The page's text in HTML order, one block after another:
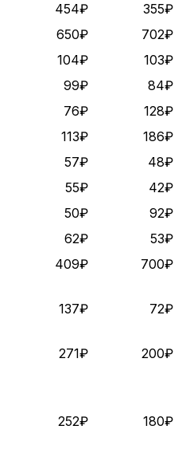
454₽
355₽
650₽
702₽
104₽
103₽
99₽
84₽
76₽
128₽
113₽
186₽
57₽
48₽
55₽
42₽
50₽
92₽
62₽
53₽
409₽ 700₽
137₽ 72₽
271₽ 200₽
252₽ 180₽